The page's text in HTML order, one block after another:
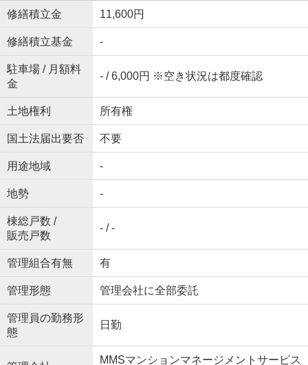
修繕積立金 11,600円
修繕積立基金 -
駐車場 / 月額料
金
- / 6,000円 ※空き状況は都度確認
土地権利 所有権
国土法届出要否 不要
用途地域 -
地勢 -
棟総戸数 /
販売戸数
- / -
管理組合有無 有
管理形態 管理会社に全部委託
管理員の勤務形
態
日勤
MMSマンションマネージメントサービス